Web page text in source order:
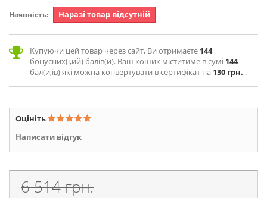
Наявність: Наразі товар відсутній
Купуючи цей товар через сайт, Ви отримаєте 144
бонусних(і,ий) балів(и). Ваш кошик міститиме в сумі 144
бал(и,ів) які можна конвертувати в сертифікат на 130 грн. .
Оцініть
Написати відгук
6 514 грн.